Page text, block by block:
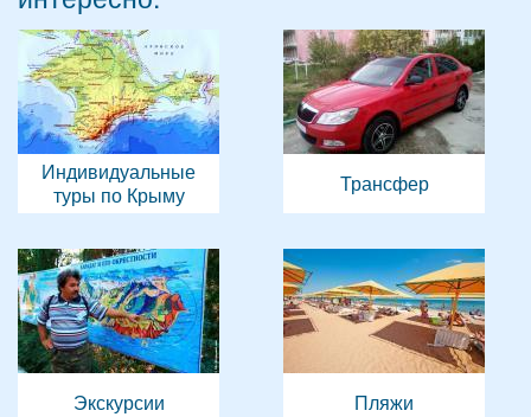
Индивидуальные
туры по Крыму
Трансфер
Экскурсии Пляжи